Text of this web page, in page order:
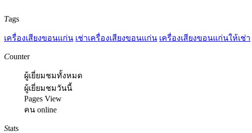
Tags
เครื่องเสียงขอนแก่น เช่าเครื่องเสียงขอนแก่น เครื่องเสียงขอนแก่นให้เช่า
Counter
ผู้เยี่ยมชมทั้งหมด
ผู้เยี่ยมชมวันนี้
Pages View
คน online
Stats